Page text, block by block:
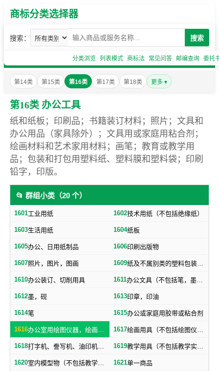
商标分类选择器
搜索： 搜索
分类浏览 列表模式 商标法 常见问答 邮编查询 委托
第14类 第15类 第16类 第17类 第18类 更多 ▾
第16类 办公工具
纸和纸板；印刷品；书籍装订材料；照片；文具和
办公用品（家具除外）；文具用或家庭用粘合剂；
绘画材料和艺术家用材料；画笔；教育或教学用
品；包装和打包用塑料纸、塑料膜和塑料袋；印刷
铅字，印版。
📂 群组小类（20 个）
1601工业用纸 1602技术用纸（不包括绝缘纸）
1603生活用纸 1604纸板
1605办公、日用纸制品 1606印刷出版物
1607照片，图片，图画 1609 纸及不属别类的塑料包装物品
1610办公装订、切削用具 1611 办公文具（不包括笔，墨，印，胶水）
1612墨，砚 1613印章，印油
1614笔 1615办公或家庭用胶带或粘合剂
1616 办公室用绘图仪器，绘画仪器 1617 绘画用具（不包括绘图仪器，笔）
1618 打字机、誊写机、油印机及其附件（包括印刷铅字、印版） 1619 教学用具（不包括教学实验用仪器）
1620 室内模型物（不包括教学用模型标本） 1621单一商品